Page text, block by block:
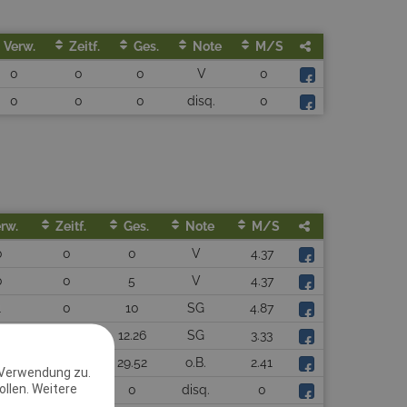
zu.
Weitere
Verw. Zeitf. Ges. Note
M/s
0 0 0 V
0
0 0 0 disq. 0
Zeitf. Ges. Note
M/s
0 0 V
4.37
0 5 V
4.37
0 10 SG
4.87
12.26 SG
3.33
29.52 o.B.
2.41
0 0 disq.
0